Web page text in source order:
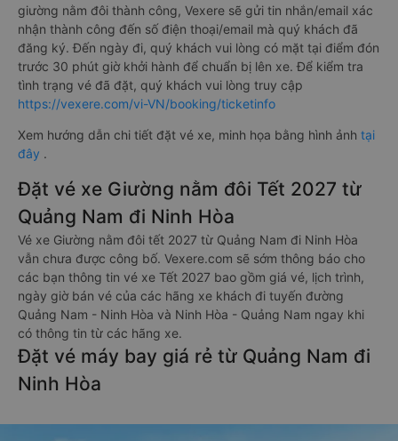
giường nằm đôi thành công, Vexere sẽ gửi tin nhắn/email xác
nhận thành công đến số điện thoại/email mà quý khách đã
đăng ký. Đến ngày đi, quý khách vui lòng có mặt tại điểm đón
trước 30 phút giờ khởi hành để chuẩn bị lên xe. Để kiểm tra
tình trạng vé đã đặt, quý khách vui lòng truy cập
https://vexere.com/vi-VN/booking/ticketinfo
Xem hướng dẫn chi tiết đặt vé xe, minh họa bằng hình ảnh tại
đây .
Đặt vé xe Giường nằm đôi Tết 2027 từ
Quảng Nam đi Ninh Hòa
Vé xe Giường nằm đôi tết 2027 từ Quảng Nam đi Ninh Hòa
vẫn chưa được công bố. Vexere.com sẽ sớm thông báo cho
các bạn thông tin vé xe Tết 2027 bao gồm giá vé, lịch trình,
ngày giờ bán vé của các hãng xe khách đi tuyến đường
Quảng Nam - Ninh Hòa và Ninh Hòa - Quảng Nam ngay khi
có thông tin từ các hãng xe.
Đặt vé máy bay giá rẻ từ Quảng Nam đi
Ninh Hòa